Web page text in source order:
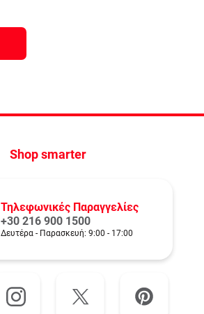
Shop smarter
Τηλεφωνικές Παραγγελίες
+30 216 900 1500
Δευτέρα - Παρασκευή: 9:00 - 17:00